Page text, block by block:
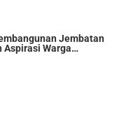
Jembatan
Aspirasi Warga